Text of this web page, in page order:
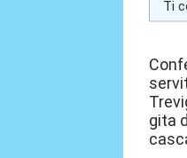
Ti
gita